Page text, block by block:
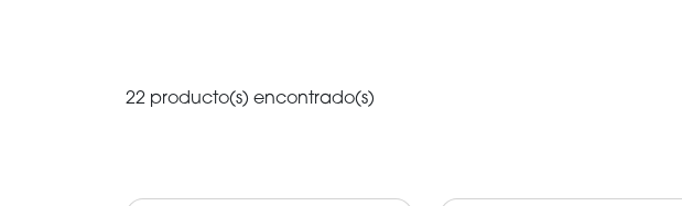
22 producto(s) encontrado(s)